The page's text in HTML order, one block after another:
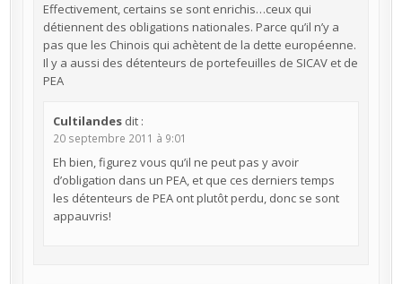
Effectivement, certains se sont enrichis…ceux qui
détiennent des obligations nationales. Parce qu’il n’y a
pas que les Chinois qui achètent de la dette européenne.
Il y a aussi des détenteurs de portefeuilles de SICAV et de
PEA
Cultilandes dit :
20 septembre 2011 à 9:01
Eh bien, figurez vous qu’il ne peut pas y avoir
d’obligation dans un PEA, et que ces derniers temps
les détenteurs de PEA ont plutôt perdu, donc se sont
appauvris!